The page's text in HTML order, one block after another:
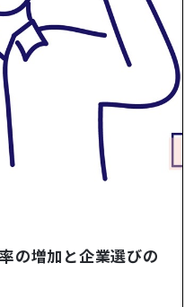
の増加と企業選びの